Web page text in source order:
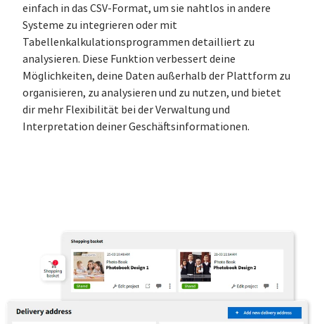
einfach in das CSV-Format, um sie nahtlos in andere
Systeme zu integrieren oder mit
Tabellenkalkulationsprogrammen detailliert zu
analysieren. Diese Funktion verbessert deine
Möglichkeiten, deine Daten außerhalb der Plattform zu
organisieren, zu analysieren und zu nutzen, und bietet
dir mehr Flexibilität bei der Verwaltung und
Interpretation deiner Geschäftsinformationen.